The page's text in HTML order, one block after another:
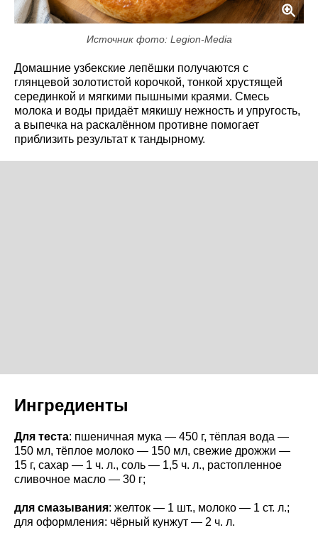
Источник фото: Legion-Media
Домашние узбекские лепёшки получаются с
глянцевой золотистой корочкой, тонкой хрустящей
серединкой и мягкими пышными краями. Смесь
молока и воды придаёт мякишу нежность и упругость,
а выпечка на раскалённом противне помогает
приблизить результат к тандырному.
Ингредиенты
Для теста: пшеничная мука — 450 г, тёплая вода —
150 мл, тёплое молоко — 150 мл, свежие дрожжи —
15 г, сахар — 1 ч. л., соль — 1,5 ч. л., растопленное
сливочное масло — 30 г;
для смазывания: желток — 1 шт., молоко — 1 ст. л.;
для оформления: чёрный кунжут — 2 ч. л.